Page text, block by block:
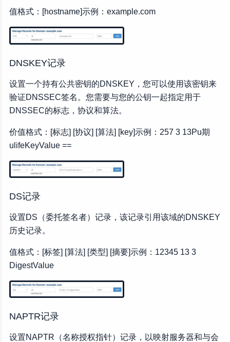
值格式：[hostname]示例：example.com
DNSKEY记录
设置一个持有公共密钥的DNSKEY，您可以使用该密钥来
验证DNSSEC签名。您需要与您的公钥一起指定用于
DNSSEC的标志，协议和算法。
价值格式：[标志] [协议] [算法] [key]示例：257 3 13Pu期
ulifeKeyValue ==
DS记录
设置DS（委托签名者）记录，该记录引用该域的DNSKEY
历史记录。
值格式：[标签] [算法] [类型] [摘要]示例：12345 13 3
DigestValue
NAPTR记录
设置NAPTR（名称授权指针）记录，以映射服务器和与会